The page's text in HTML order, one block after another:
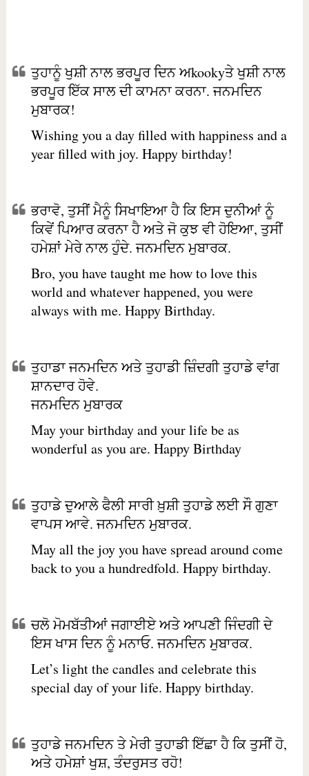
ਤੁਹਾਨੂੰ ਖੁਸ਼ੀ ਨਾਲ ਭਰਪੂਰ ਦਿਨ ਅkookyਤੇ ਖੁਸ਼ੀ ਨਾਲ
ਭਰਪੂਰ ਇੱਕ ਸਾਲ ਦੀ ਕਾਮਨਾ ਕਰਨਾ. ਜਨਮਦਿਨ
ਮੁਬਾਰਕ!
Wishing you a day filled with happiness and a
year filled with joy. Happy birthday!
ਭਰਾਵੋ, ਤੁਸੀਂ ਮੈਨੂੰ ਸਿਖਾਇਆ ਹੈ ਕਿ ਇਸ ਦੁਨੀਆਂ ਨੂੰ
ਕਿਵੇਂ ਪਿਆਰ ਕਰਨਾ ਹੈ ਅਤੇ ਜੋ ਕੁਝ ਵੀ ਹੋਇਆ, ਤੁਸੀਂ
ਹਮੇਸ਼ਾਂ ਮੇਰੇ ਨਾਲ ਹੁੰਦੇ. ਜਨਮਦਿਨ ਮੁਬਾਰਕ.
Bro, you have taught me how to love this
world and whatever happened, you were
always with me. Happy Birthday.
ਤੁਹਾਡਾ ਜਨਮਦਿਨ ਅਤੇ ਤੁਹਾਡੀ ਜ਼ਿੰਦਗੀ ਤੁਹਾਡੇ ਵਾਂਗ
ਸ਼ਾਨਦਾਰ ਹੋਵੇ.
ਜਨਮਦਿਨ ਮੁਬਾਰਕ
May your birthday and your life be as
wonderful as you are. Happy Birthday
ਤੁਹਾਡੇ ਦੁਆਲੇ ਫੈਲੀ ਸਾਰੀ ਖ਼ੁਸ਼ੀ ਤੁਹਾਡੇ ਲਈ ਸੌ ਗੁਣਾ
ਵਾਪਸ ਆਵੇ. ਜਨਮਦਿਨ ਮੁਬਾਰਕ.
May all the joy you have spread around come
back to you a hundredfold. Happy birthday.
ਚਲੋ ਮੋਮਬੱਤੀਆਂ ਜਗਾਈਏ ਅਤੇ ਆਪਣੀ ਜਿੰਦਗੀ ਦੇ
ਇਸ ਖਾਸ ਦਿਨ ਨੂੰ ਮਨਾਓ. ਜਨਮਦਿਨ ਮੁਬਾਰਕ.
Let’s light the candles and celebrate this
special day of your life. Happy birthday.
ਤੁਹਾਡੇ ਜਨਮਦਿਨ ਤੇ ਮੇਰੀ ਤੁਹਾਡੀ ਇੱਛਾ ਹੈ ਕਿ ਤੁਸੀਂ ਹੋ,
ਅਤੇ ਹਮੇਸ਼ਾਂ ਖੁਸ਼, ਤੰਦਰੁਸਤ ਰਹੋ!